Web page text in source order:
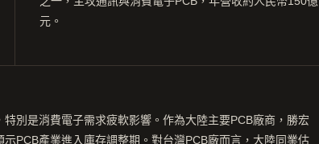
元。
別是消費電子需求疲軟影響。作為大陸主要PCB廠商，勝宏
PCB產業進入庫存調整期。對台灣PCB廠而言，大陸同業估